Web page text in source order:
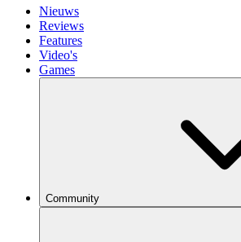
Nieuws
Reviews
Features
Video's
Games
Community